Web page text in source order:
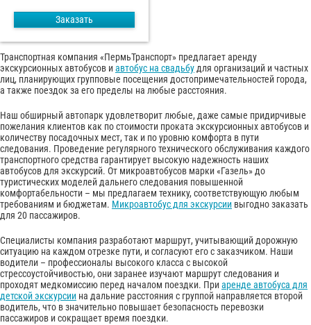
Заказать
Транспортная компания «ПермьТранспорт» предлагает аренду
экскурсионных автобусов и автобус на свадьбу для организаций и частных
лиц, планирующих групповые посещения достопримечательностей города,
а также поездок за его пределы на любые расстояния.
Наш обширный автопарк удовлетворит любые, даже самые придирчивые
пожелания клиентов как по стоимости проката экскурсионных автобусов и
количеству посадочных мест, так и по уровню комфорта в пути
следования. Проведение регулярного технического обслуживания каждого
транспортного средства гарантирует высокую надежность наших
автобусов для экскурсий. От микроавтобусов марки «Газель» до
туристических моделей дальнего следования повышенной
комфортабельности – мы предлагаем технику, соответствующую любым
требованиям и бюджетам. Микроавтобус для экскурсии выгодно заказать
для 20 пассажиров.
Специалисты компания разработают маршрут, учитывающий дорожную
ситуацию на каждом отрезке пути, и согласуют его с заказчиком. Наши
водители – профессионалы высокого класса с высокой
стрессоустойчивостью, они заранее изучают маршрут следования и
проходят медкомиссию перед началом поездки. При аренде автобуса для
детской экскурсии на дальние расстояния с группой направляется второй
водитель, что в значительно повышает безопасность перевозки
пассажиров и сокращает время поездки.